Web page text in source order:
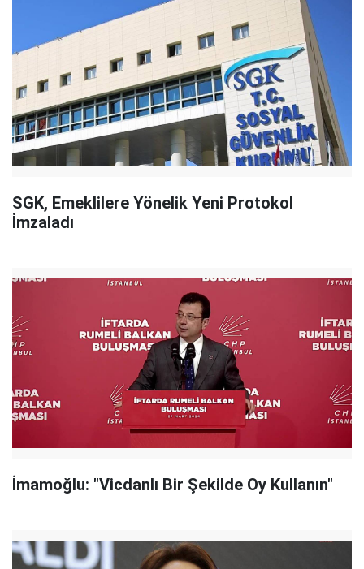
SGK, Emeklilere Yönelik Yeni Protokol
İmzaladı
İmamoğlu: "Vicdanlı Bir Şekilde Oy Kullanın"